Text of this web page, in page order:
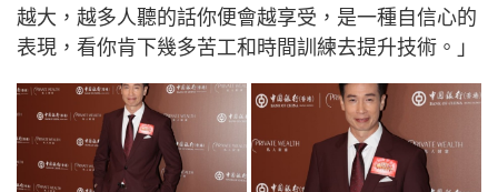
越大，越多人聽的話你便會越享受，是一種自信心的
表現，看你肯下幾多苦工和時間訓練去提升技術。」